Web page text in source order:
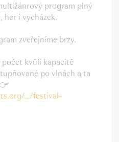
program plný
her i vycházek.
zveřejníme brzy.
počet kvůli kapacitě
po vlnách a ta
…/festival-